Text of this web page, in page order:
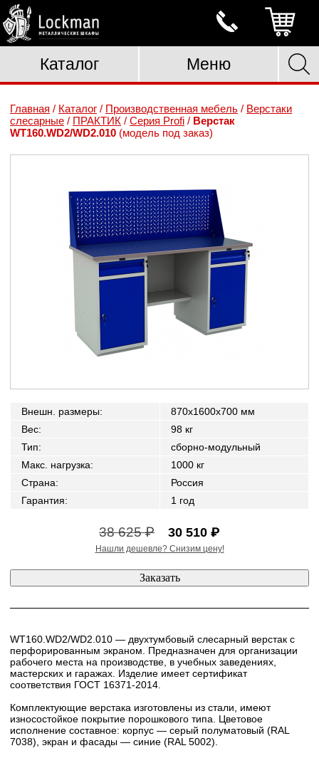
Каталог Меню
Главная / Каталог / Производственная мебель / Верстаки
слесарные / ПРАКТИК / Серия Profi / Верстак
WT160.WD2/WD2.010 (модель под заказ)
Внешн. размеры:
870x1600x700 мм
Вес:
98 кг
Тип:
сборно-модульный
Макс. нагрузка:
1000 кг
Страна:
Россия
Гарантия: 1 год
38 625 ₽ 30 510 ₽
Нашли дешевле? Снизим цену!
WT160.WD2/WD2.010 — двухтумбовый слесарный верстак с
перфорированным экраном. Предназначен для организации
рабочего места на производстве, в учебных заведениях,
мастерских и гаражах. Изделие имеет сертификат
соответствия ГОСТ 16371-2014.
Комплектующие верстака изготовлены из стали, имеют
износостойкое покрытие порошкового типа. Цветовое
исполнение составное: корпус — серый полуматовый (RAL
7038), экран и фасады — синие (RAL 5002).